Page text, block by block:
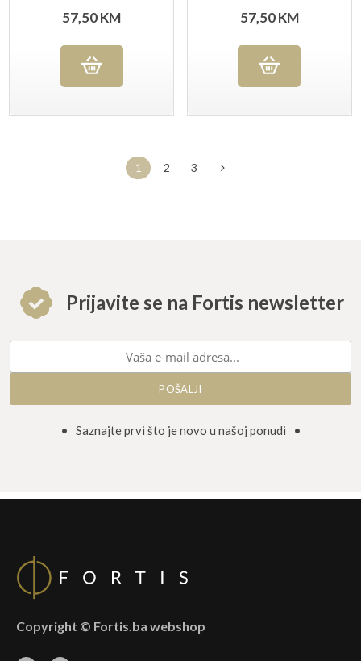
57,50KM 57,50KM
1 2 3
Prijavite se na Fortis newsletter
• Saznajte prvi što je novo u našoj ponudi •
Copyright © Fortis.ba webshop